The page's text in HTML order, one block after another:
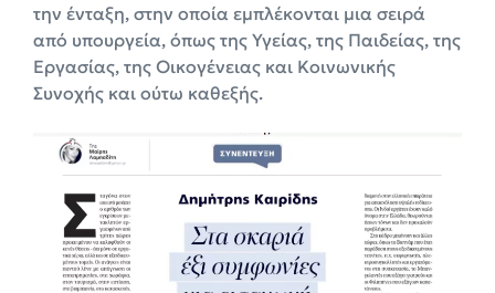
την ένταξη, στην οποία εμπλέκονται μια σειρά
από υπουργεία, όπως της Υγείας, της Παιδείας, της
Εργασίας, της Οικογένειας και Κοινωνικής
Συνοχής και ούτω καθεξής.